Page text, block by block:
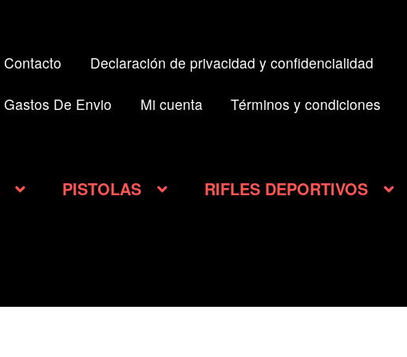
Contacto Declaración de privacidad y confidencialidad
Gastos De Envio Mi cuenta Términos y condiciones
PISTOLAS RIFLES DEPORTIVOS